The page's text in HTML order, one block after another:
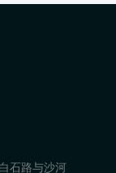
石路与沙河